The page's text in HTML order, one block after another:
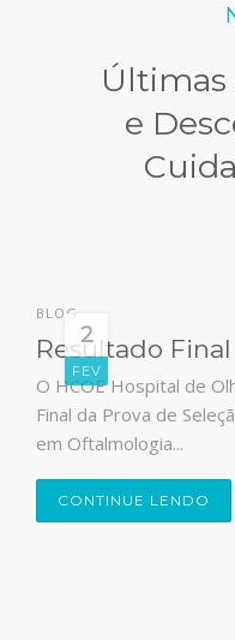
Últimas
e
2
FEV
BLOG
Resultado
O HCOE Hospital de
Final da Prova de
em Oftalmologia...
CONTINUE LENDO